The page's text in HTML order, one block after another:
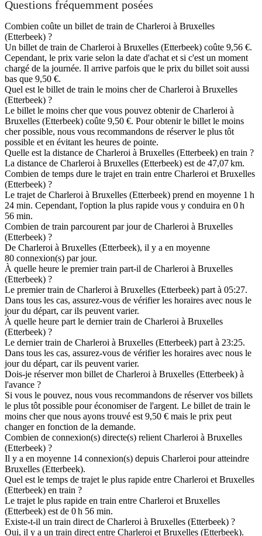
Questions fréquemment posées
Combien coûte un billet de train de Charleroi à Bruxelles
(Etterbeek) ?
Un billet de train de Charleroi à Bruxelles (Etterbeek) coûte 9,56 €.
Cependant, le prix varie selon la date d'achat et si c'est un moment
chargé de la journée. Il arrive parfois que le prix du billet soit aussi
bas que 9,50 €.
Quel est le billet de train le moins cher de Charleroi à Bruxelles
(Etterbeek) ?
Le billet le moins cher que vous pouvez obtenir de Charleroi à
Bruxelles (Etterbeek) coûte 9,50 €. Pour obtenir le billet le moins
cher possible, nous vous recommandons de réserver le plus tôt
possible et en évitant les heures de pointe.
Quelle est la distance de Charleroi à Bruxelles (Etterbeek) en train ?
La distance de Charleroi à Bruxelles (Etterbeek) est de 47,07 km.
Combien de temps dure le trajet en train entre Charleroi et Bruxelles
(Etterbeek) ?
Le trajet de Charleroi à Bruxelles (Etterbeek) prend en moyenne 1 h
24 min. Cependant, l'option la plus rapide vous y conduira en 0 h
56 min.
Combien de train parcourent par jour de Charleroi à Bruxelles
(Etterbeek) ?
De Charleroi à Bruxelles (Etterbeek), il y a en moyenne
80 connexion(s) par jour.
À quelle heure le premier train part-il de Charleroi à Bruxelles
(Etterbeek) ?
Le premier train de Charleroi à Bruxelles (Etterbeek) part à 05:27.
Dans tous les cas, assurez-vous de vérifier les horaires avec nous le
jour du départ, car ils peuvent varier.
À quelle heure part le dernier train de Charleroi à Bruxelles
(Etterbeek) ?
Le dernier train de Charleroi à Bruxelles (Etterbeek) part à 23:25.
Dans tous les cas, assurez-vous de vérifier les horaires avec nous le
jour du départ, car ils peuvent varier.
Dois-je réserver mon billet de Charleroi à Bruxelles (Etterbeek) à
l'avance ?
Si vous le pouvez, nous vous recommandons de réserver vos billets
le plus tôt possible pour économiser de l'argent. Le billet de train le
moins cher que nous ayons trouvé est 9,50 € mais le prix peut
changer en fonction de la demande.
Combien de connexion(s) directe(s) relient Charleroi à Bruxelles
(Etterbeek) ?
Il y a en moyenne 14 connexion(s) depuis Charleroi pour atteindre
Bruxelles (Etterbeek).
Quel est le temps de trajet le plus rapide entre Charleroi et Bruxelles
(Etterbeek) en train ?
Le trajet le plus rapide en train entre Charleroi et Bruxelles
(Etterbeek) est de 0 h 56 min.
Existe-t-il un train direct de Charleroi à Bruxelles (Etterbeek) ?
Oui, il y a un train direct entre Charleroi et Bruxelles (Etterbeek).